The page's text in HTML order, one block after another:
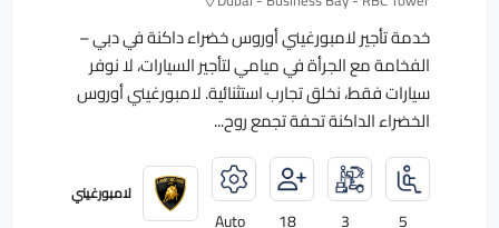
خدمة تأجير لامبورغيني أوروس خضراء داكنة في دبي –
الفخامة مع الجرأة في ميامي لتأجير السيارات، لا نوفر
سيارات فقط، نخلق تجارب استثنائية. لامبورغيني أوروس
الخضراء الداكنة تحفة تجمع روح...
5
3
18
Auto
لامبورغيني